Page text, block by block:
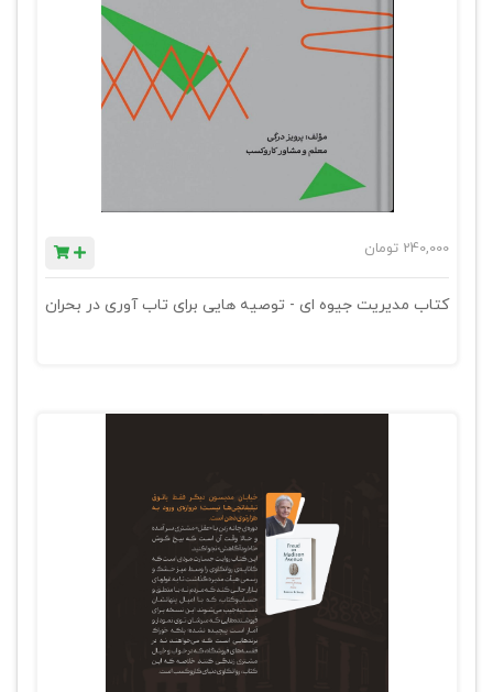
240,000 تومان
کتاب مدیریت جیوه ای - توصیه هایی برای تاب آوری در بحران